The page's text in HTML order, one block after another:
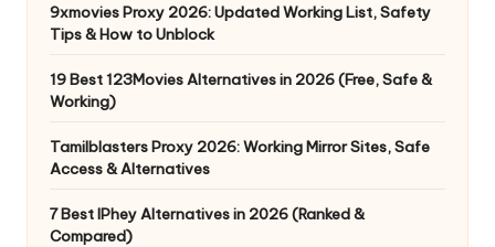
9xmovies Proxy 2026: Updated Working List, Safety
Tips & How to Unblock
19 Best 123Movies Alternatives in 2026 (Free, Safe &
Working)
Tamilblasters Proxy 2026: Working Mirror Sites, Safe
Access & Alternatives
7 Best IPhey Alternatives in 2026 (Ranked &
Compared)